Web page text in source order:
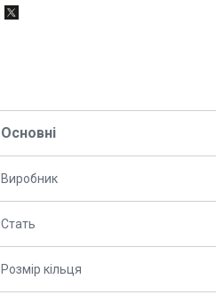
Основні
Виробник
Стать
Розмір кільця